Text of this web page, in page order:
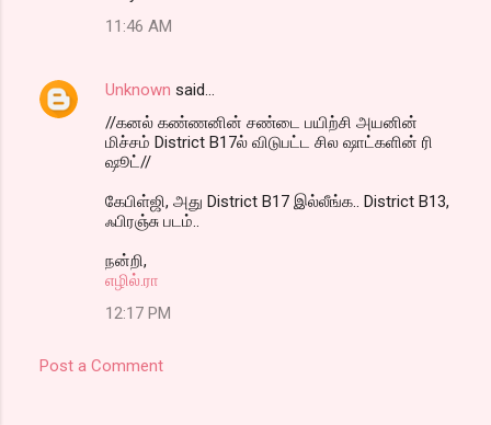
11:46 AM
Unknown said…
//கனல் கண்ணனின் சண்டை பயிற்சி அயனின்
மிச்சம் District B17ல் விடுபட்ட சில ஷாட்களின் ரி
ஷூட்//
கேபிள்ஜி, அது District B17 இல்லீங்க.. District B13,
ஃபிரஞ்சு படம்..
நன்றி,
எழில்.ரா
12:17 PM
Post a Comment